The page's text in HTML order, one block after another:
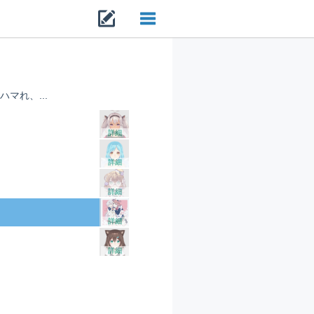
マれ、...
詳細
詳細
詳細
詳細
詳細